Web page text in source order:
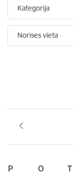
Kategorija
Norises vieta
P O T